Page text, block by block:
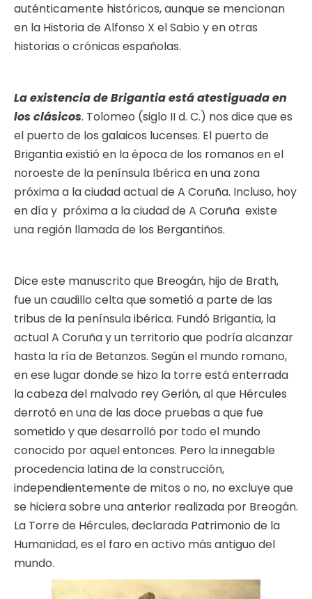
auténticamente históricos, aunque se mencionan
en la Historia de Alfonso X el Sabio y en otras
historias o crónicas españolas.
La existencia de Brigantia está atestiguada en
los clásicos. Tolomeo (siglo II d. C.) nos dice que es
el puerto de los galaicos lucenses. El puerto de
Brigantia existió en la época de los romanos en el
noroeste de la península Ibérica en una zona
próxima a la ciudad actual de A Coruña. Incluso, hoy
en día y próxima a la ciudad de A Coruña existe
una región llamada de los Bergantiños.
Dice este manuscrito que Breogán, hijo de Brath,
fue un caudillo celta que sometió a parte de las
tribus de la península ibérica. Fundó Brigantia, la
actual A Coruña y un territorio que podría alcanzar
hasta la ría de Betanzos. Según el mundo romano,
en ese lugar donde se hizo la torre está enterrada
la cabeza del malvado rey Gerión, al que Hércules
derrotó en una de las doce pruebas a que fue
sometido y que desarrolló por todo el mundo
conocido por aquel entonces. Pero la innegable
procedencia latina de la construcción,
independientemente de mitos o no, no excluye que
se hiciera sobre una anterior realizada por Breogán.
La Torre de Hércules, declarada Patrimonio de la
Humanidad, es el faro en activo más antiguo del
mundo.